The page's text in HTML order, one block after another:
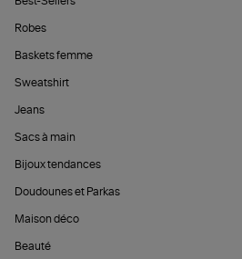
Robes
Baskets femme
Sweatshirt
Jeans
Sacs à main
Bijoux tendances
Doudounes et Parkas
Maison déco
Beauté